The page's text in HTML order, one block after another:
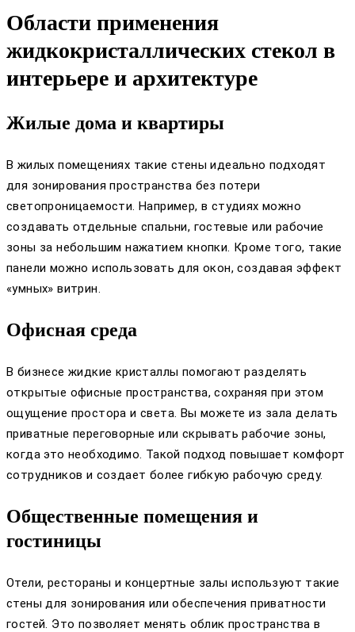
Области применения
жидкокристаллических стекол в
интерьере и архитектуре
Жилые дома и квартиры
В жилых помещениях такие стены идеально подходят
для зонирования пространства без потери
светопроницаемости. Например, в студиях можно
создавать отдельные спальни, гостевые или рабочие
зоны за небольшим нажатием кнопки. Кроме того, такие
панели можно использовать для окон, создавая эффект
«умных» витрин.
Офисная среда
В бизнесе жидкие кристаллы помогают разделять
открытые офисные пространства, сохраняя при этом
ощущение простора и света. Вы можете из зала делать
приватные переговорные или скрывать рабочие зоны,
когда это необходимо. Такой подход повышает комфорт
сотрудников и создает более гибкую рабочую среду.
Общественные помещения и
гостиницы
Отели, рестораны и концертные залы используют такие
стены для зонирования или обеспечения приватности
гостей. Это позволяет менять облик пространства в